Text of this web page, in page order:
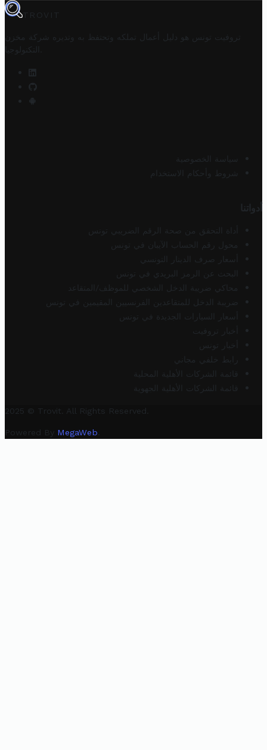
TROVIT
تروفيت تونس هو دليل أعمال تملكه وتحتفظ به وتديره
شركة مخزن
التكنولوجيا
سياسة الخصوصية
شروط وأحكام الاستخدام
أدواتنا
أداة التحقق من صحة الرقم الضريبي تونس
محول رقم الحساب الآيبان في تونس
أسعار صرف الدينار التونسي
البحث عن الرمز البريدي في تونس
محاكي ضريبة الدخل الشخصي للموظف/المتقاعد
ضريبة الدخل للمتقاعدين الفرنسيين المقيمين في تونس
أسعار السيارات الجديدة في تونس
أخبار تروفيت
أخبار تونس
رابط خلفي مجاني
قائمة الشركات الأهلية المحلية
قائمة الشركات الأهلية الجهوية
2025 © Trovit. All Rights Reserved.
Powered By MegaWeb